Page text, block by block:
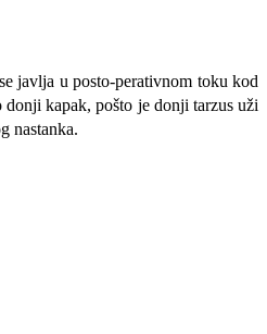
javlja u posto-perativnom toku kod
kapak, pošto je donji tarzus uži
nastanka.